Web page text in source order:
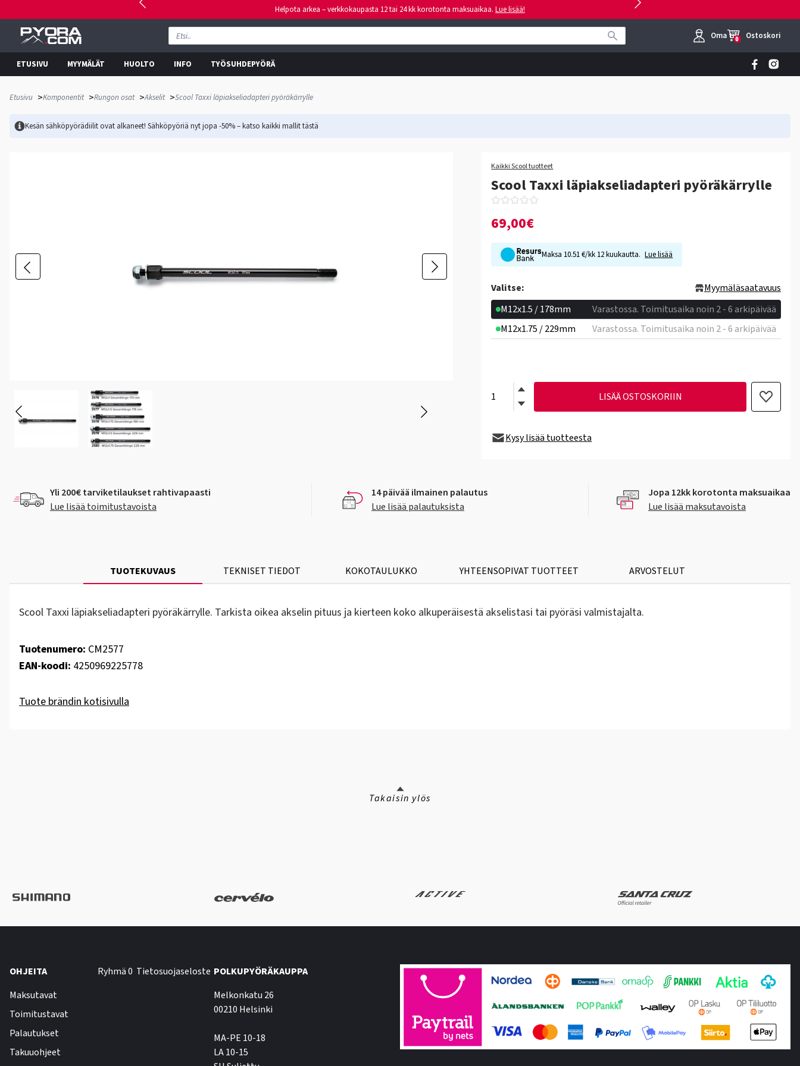
Helpota arkea – verkkokaupasta 12 tai 24 kk korotonta maksuaikaa. Lue lisää!
Oma tili
0 Ostoskori
ETUSIVU MYYMÄLÄT HUOLTO INFO TYÖSUHDEPYÖRÄ
Etusivu >Komponentit >Rungon osat >Akselit >Scool Taxxi läpiakseliadapteri pyöräkärrylle
Kesän sähköpyörädiilit ovat alkaneet! Sähköpyöriä nyt jopa -50% – katso kaikki mallittästä
Kaikki Scool tuotteet
Scool Taxxi läpiakseliadapteri pyöräkärrylle
69,00€
Maksa 10.51 €/kk 12 kuukautta. Lue lisää
Valitse:
Myymäläsaatavuus
M12x1.5 / 178mm
Varastossa. Toimitusaika noin 2 - 6 arkipäivää
M12x1.75 / 229mm
Varastossa. Toimitusaika noin 2 - 6 arkipäivää
LISÄÄ OSTOSKORIIN
Kysy lisää tuotteesta
Yli 200€ tarviketilaukset rahtivapaasti
Lue lisää toimitustavoista
14 päivää ilmainen palautus
Lue lisää palautuksista
Jopa 12kk korotonta maksuaikaa
Lue lisää maksutavoista
TUOTEKUVAUS TEKNISET TIEDOT KOKOTAULUKKO YHTEENSOPIVAT TUOTTEET ARVOSTELUT
Scool Taxxi läpiakseliadapteri pyöräkärrylle. Tarkista oikea akselin pituus ja kierteen koko alkuperäisestä akselistasi tai pyöräsi valmistajalta.
Tuotenumero: CM2577
EAN-koodi: 4250969225778
Tuote brändin kotisivulla
Takaisin ylös
OHJEITA
Maksutavat
Toimitustavat
Palautukset
Takuuohjeet
Ryhmä 0 Tietosuojaseloste POLKUPYÖRÄKAUPPA
Melkonkatu 26
00210 Helsinki
MA-PE 10-18
LA 10-15